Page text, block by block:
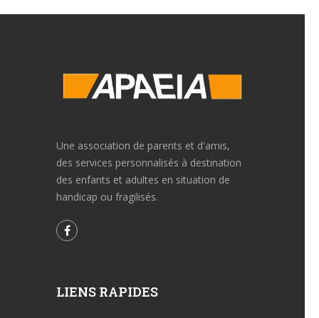
Une association de parents et d'amis,
des services personnalisés à destination
des enfants et adultes en situation de
handicap ou fragilisés.
LIENS RAPIDES